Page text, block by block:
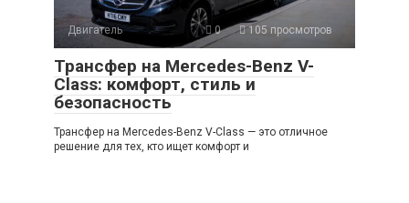
Двигатель 0 105 просмотров
Трансфер на Mercedes-Benz V-
Class: комфорт, стиль и
безопасность
Трансфер на Mercedes-Benz V-Class — это отличное
решение для тех, кто ищет комфорт и